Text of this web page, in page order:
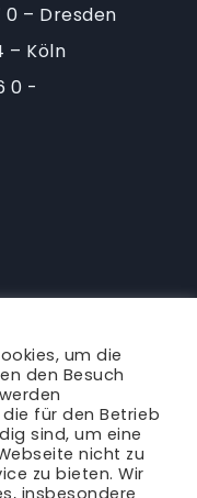
0 – Dresden
– Köln
0 -
um die
den Besuch
für den Betrieb
sind, um eine
nicht zu
zu bieten. Wir
insbesondere